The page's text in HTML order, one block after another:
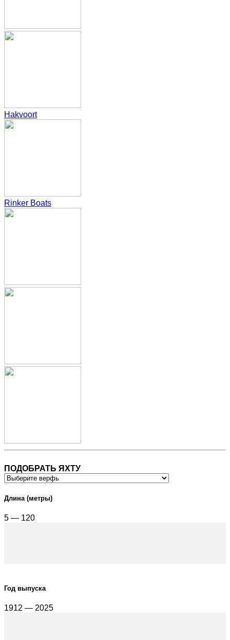
Hakvoort
Rinker Boats
ПОДОБРАТЬ ЯХТУ
Длина (метры)
5 — 120
Год выпуска
1912 — 2025